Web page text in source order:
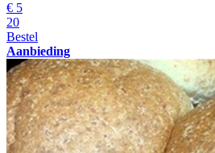
€ 5
20
Bestel
Aanbieding